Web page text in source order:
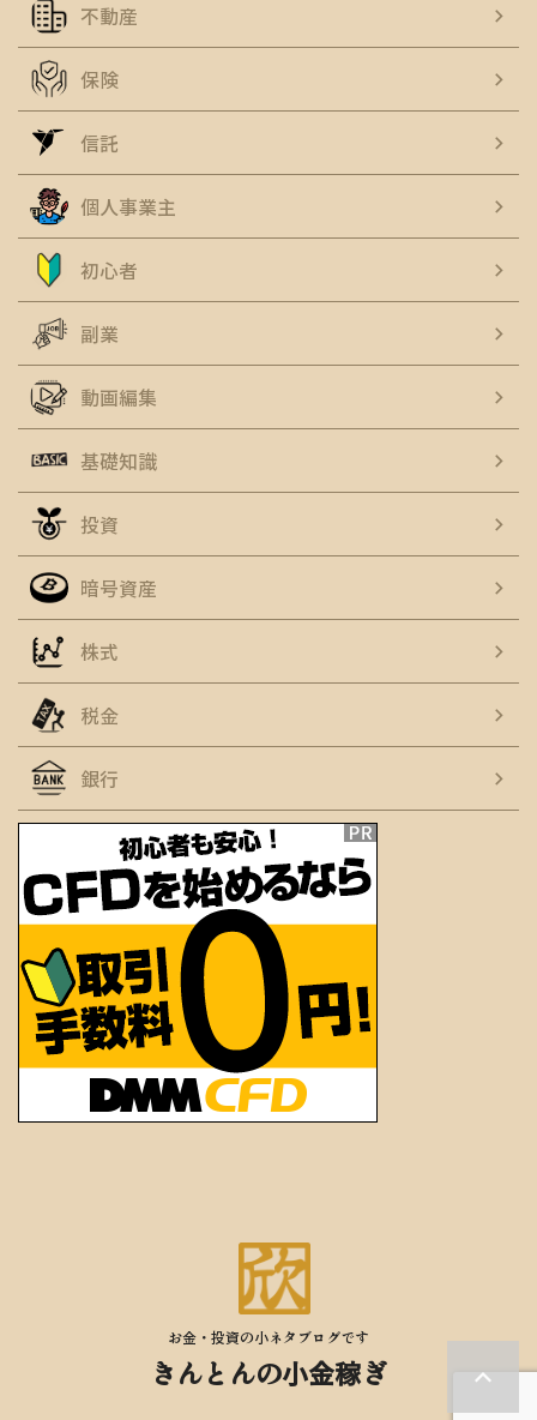
不動産
保険
信託
個人事業主
初心者
副業
動画編集
基礎知識
投資
暗号資産
株式
税金
銀行
お金・投資の小ネタブログです
きんとんの小金稼ぎ